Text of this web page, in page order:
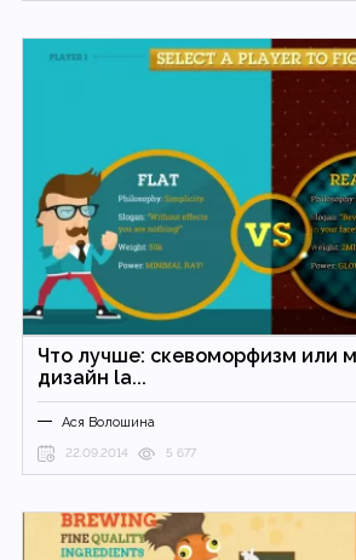
Что лучше: скевоморфизм или
дизайн la...
Ася Волошина
22.09.2014 5 677